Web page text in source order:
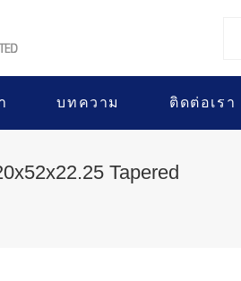
บทความ ติดต่อเรา
Tapered